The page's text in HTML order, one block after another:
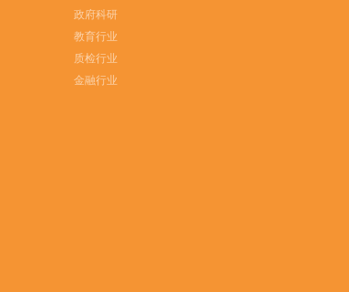
政府科研
教育行业
质检行业
金融行业